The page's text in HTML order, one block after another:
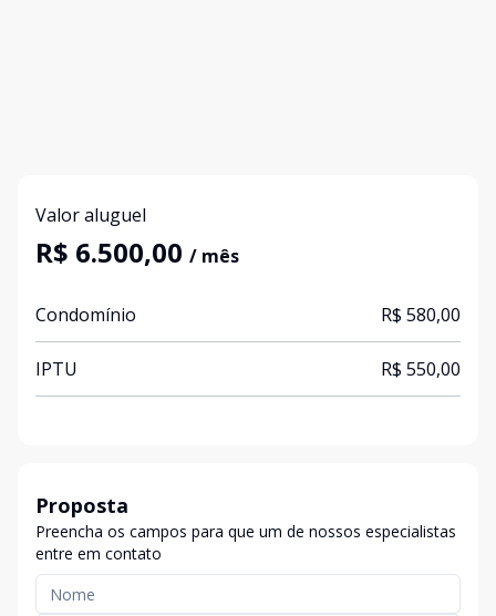
Valor aluguel
R$ 6.500,00 / mês
Condomínio R$ 580,00
IPTU R$ 550,00
Proposta
Preencha os campos para que um de nossos especialistas
entre em contato